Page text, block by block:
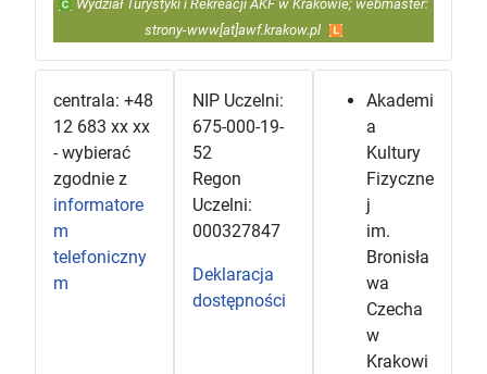
Wydział Turystyki i Rekreacji AKF w Krakowie; webmaster:
strony-www[at]awf.krakow.pl
centrala: +48
12 683 xx xx
- wybierać
zgodnie z
informatore
m
telefoniczny
m
NIP Uczelni:
675-000-19-
52
Regon
Uczelni:
000327847
Deklaracja
dostępności
Akademi
a
Kultury
Fizyczne
j
im.
Bronisła
wa
Czecha
w
Krakowi